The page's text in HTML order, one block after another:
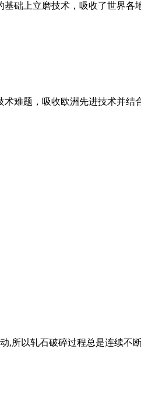
础上立磨技术，吸收了世界
难题，吸收欧洲先进技术并
所以轧石破碎过程总是连续